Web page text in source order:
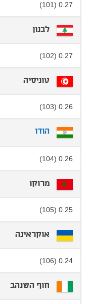
0.27 (101)
לבנון
0.27 (102)
טוניסיה
0.26 (103)
הודו
0.26 (104)
מרוקו
0.25 (105)
אוקראינה
0.24 (106)
חוף השנהב